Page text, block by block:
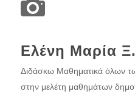
Ελένη Μαρία Ξ.
Διδάσκω Μαθηματικά όλων
στην μελέτη μαθημάτων